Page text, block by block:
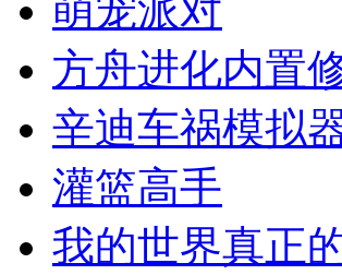
萌宠派对
方舟进化内置
辛迪车祸模拟
灌篮高手
我的世界真正